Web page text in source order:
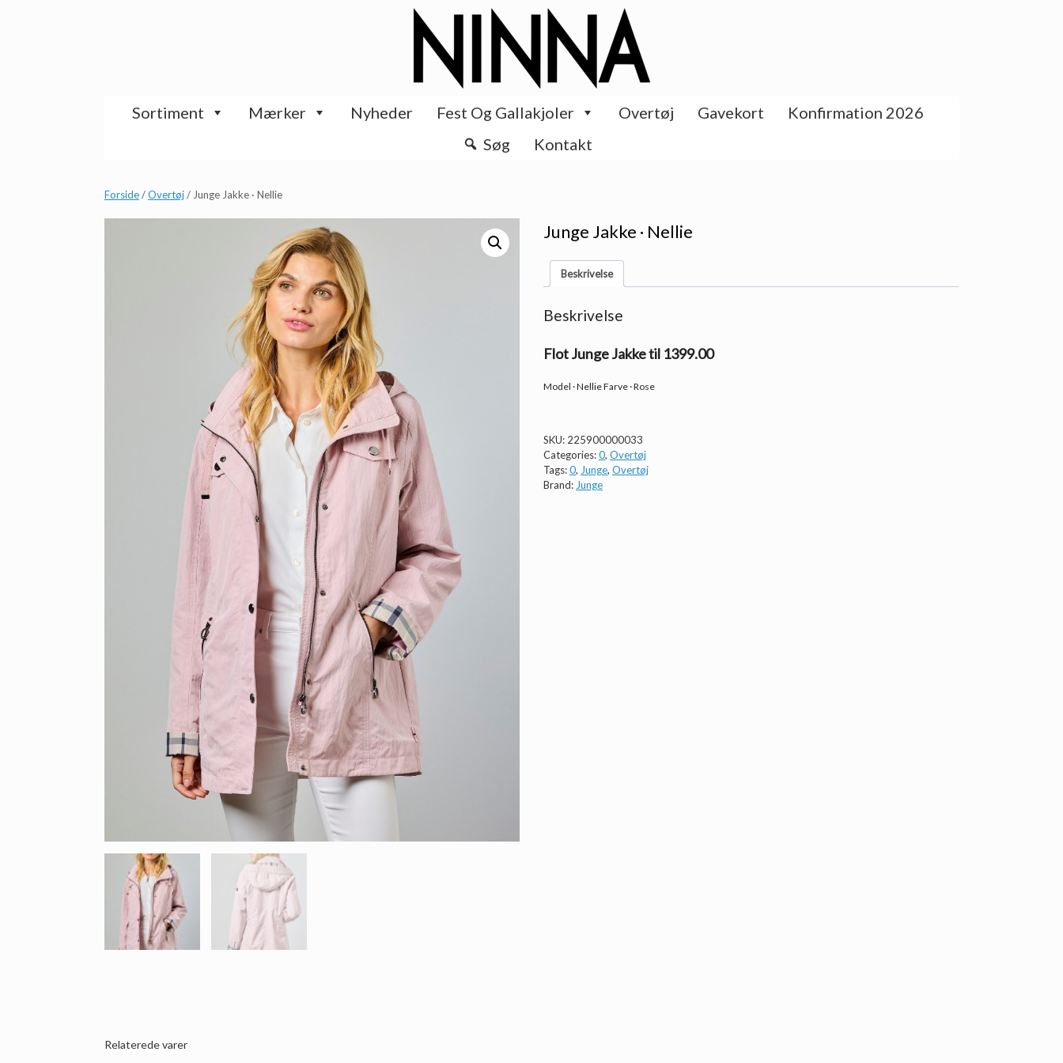
Sortiment Mærker Nyheder Fest Og Gallakjoler Overtøj Gavekort
Konfirmation 2026
Søg
Kontakt
Forside/Overtøj/ Junge Jakke · Nellie
Junge Jakke · Nellie
Beskrivelse
Beskrivelse
Flot Junge Jakke til 1399.00
Model · Nellie Farve · Rose
SKU: 225900000033
Categories:0, Overtøj
Tags:0, Junge, Overtøj
Brand: Junge
Relaterede varer